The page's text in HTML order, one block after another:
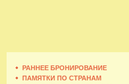
РАННЕЕ БРОНИРОВАНИЕ
ПАМЯТКИ ПО СТРАНАМ